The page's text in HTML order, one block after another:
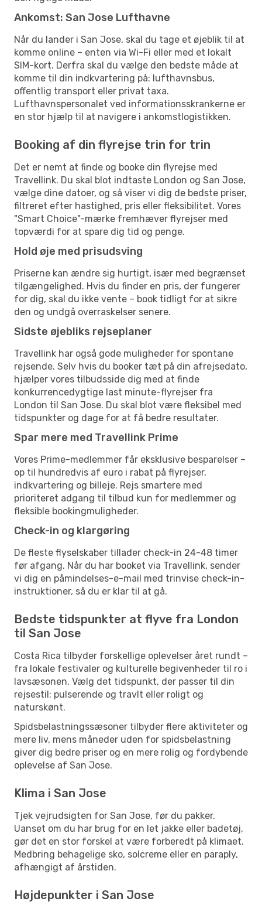
Ankomst: San Jose Lufthavne
Når du lander i San Jose, skal du tage et øjeblik til at
komme online – enten via Wi-Fi eller med et lokalt
SIM-kort. Derfra skal du vælge den bedste måde at
komme til din indkvartering på: lufthavnsbus,
offentlig transport eller privat taxa.
Lufthavnspersonalet ved informationsskrankerne er
en stor hjælp til at navigere i ankomstlogistikken.
Booking af din flyrejse trin for trin
Det er nemt at finde og booke din flyrejse med
Travellink. Du skal blot indtaste London og San Jose,
vælge dine datoer, og så viser vi dig de bedste priser,
filtreret efter hastighed, pris eller fleksibilitet. Vores
"Smart Choice"-mærke fremhæver flyrejser med
topværdi for at spare dig tid og penge.
Hold øje med prisudsving
Priserne kan ændre sig hurtigt, især med begrænset
tilgængelighed. Hvis du finder en pris, der fungerer
for dig, skal du ikke vente – book tidligt for at sikre
den og undgå overraskelser senere.
Sidste øjebliks rejseplaner
Travellink har også gode muligheder for spontane
rejsende. Selv hvis du booker tæt på din afrejsedato,
hjælper vores tilbudsside dig med at finde
konkurrencedygtige last minute-flyrejser fra
London til San Jose. Du skal blot være fleksibel med
tidspunkter og dage for at få bedre resultater.
Spar mere med Travellink Prime
Vores Prime-medlemmer får eksklusive besparelser –
op til hundredvis af euro i rabat på flyrejser,
indkvartering og billeje. Rejs smartere med
prioriteret adgang til tilbud kun for medlemmer og
fleksible bookingmuligheder.
Check-in og klargøring
De fleste flyselskaber tillader check-in 24-48 timer
før afgang. Når du har booket via Travellink, sender
vi dig en påmindelses-e-mail med trinvise check-in-
instruktioner, så du er klar til at gå.
Bedste tidspunkter at flyve fra London
til San Jose
Costa Rica tilbyder forskellige oplevelser året rundt –
fra lokale festivaler og kulturelle begivenheder til ro i
lavsæsonen. Vælg det tidspunkt, der passer til din
rejsestil: pulserende og travlt eller roligt og
naturskønt.
Spidsbelastningssæsoner tilbyder flere aktiviteter og
mere liv, mens måneder uden for spidsbelastning
giver dig bedre priser og en mere rolig og fordybende
oplevelse af San Jose.
Klima i San Jose
Tjek vejrudsigten for San Jose, før du pakker.
Uanset om du har brug for en let jakke eller badetøj,
gør det en stor forskel at være forberedt på klimaet.
Medbring behagelige sko, solcreme eller en paraply,
afhængigt af årstiden.
Højdepunkter i San Jose